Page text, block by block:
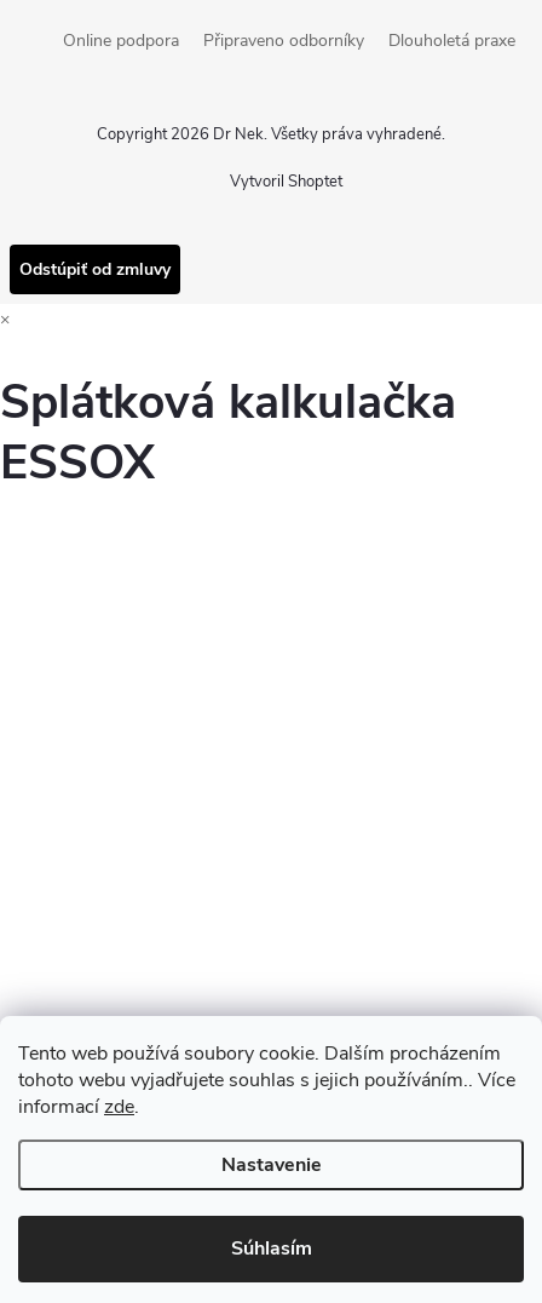
Tento web používá soubory cookie. Dalším procházením
tohoto webu vyjadřujete souhlas s jejich používáním.. Více
informacízde.
Nastavenie
Súhlasím
Online podpora Připraveno odborníky Dlouholetá praxe
Vytvoril Shoptet
Copyright 2026 Dr Nek. Všetky práva vyhradené.
Odstúpiť od zmluvy
×
Splátková kalkulačka
ESSOX